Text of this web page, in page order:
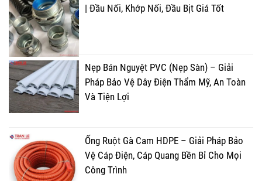
| Đầu Nối, Khớp Nối, Đầu Bịt Giá Tốt
Nẹp Bán Nguyệt PVC (Nẹp Sàn) – Giải
Pháp Bảo Vệ Dây Điện Thẩm Mỹ, An Toàn
Và Tiện Lợi
Ống Ruột Gà Cam HDPE – Giải Pháp Bảo
Vệ Cáp Điện, Cáp Quang Bền Bỉ Cho Mọi
Công Trình